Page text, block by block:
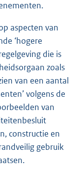
aspecten van
‘hogere
die is
zoals
van een aantal
volgens de
van
constructie en
gebruik